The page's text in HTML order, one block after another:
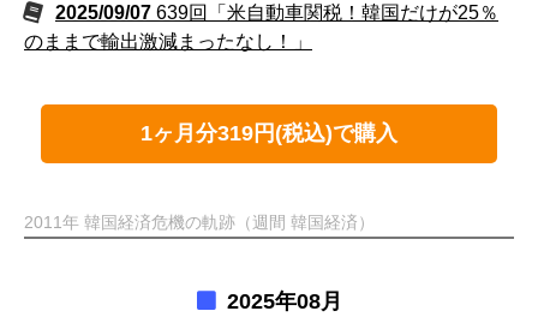
2025/09/07 639回「米自動車関税！韓国だけが25％
のままで輸出激減まったなし！」
1ヶ月分319円(税込)で購入
2011年 韓国経済危機の軌跡（週間 韓国経済）
2025年08月